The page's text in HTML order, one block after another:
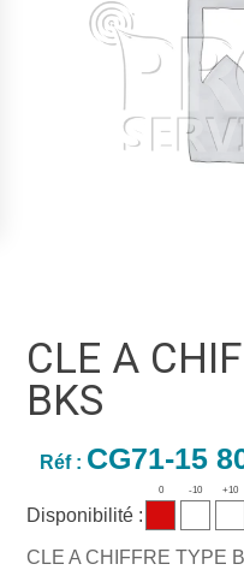
CLE A
BKS
Réf : CG71-15
Disponibilité :
0 -10 +10
CLE A CHIFFRE TYPE